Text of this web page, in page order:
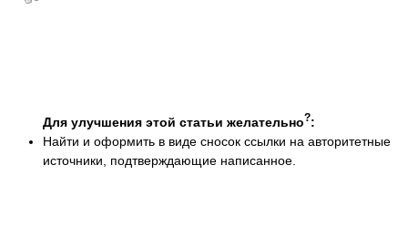
Для улучшения этой статьи желательно?:
Найти и оформить в виде сносок ссылки на авторитетные
источники, подтверждающие написанное.